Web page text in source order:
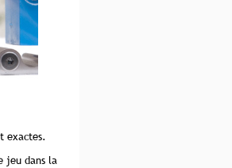
exactes.
jeu dans la